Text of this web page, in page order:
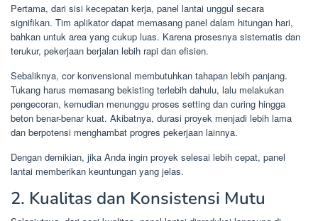
Pertama, dari sisi kecepatan kerja, panel lantai unggul secara
signifikan. Tim aplikator dapat memasang panel dalam hitungan hari,
bahkan untuk area yang cukup luas. Karena prosesnya sistematis dan
terukur, pekerjaan berjalan lebih rapi dan efisien.
Sebaliknya, cor konvensional membutuhkan tahapan lebih panjang.
Tukang harus memasang bekisting terlebih dahulu, lalu melakukan
pengecoran, kemudian menunggu proses setting dan curing hingga
beton benar-benar kuat. Akibatnya, durasi proyek menjadi lebih lama
dan berpotensi menghambat progres pekerjaan lainnya.
Dengan demikian, jika Anda ingin proyek selesai lebih cepat, panel
lantai memberikan keuntungan yang jelas.
2. Kualitas dan Konsistensi Mutu